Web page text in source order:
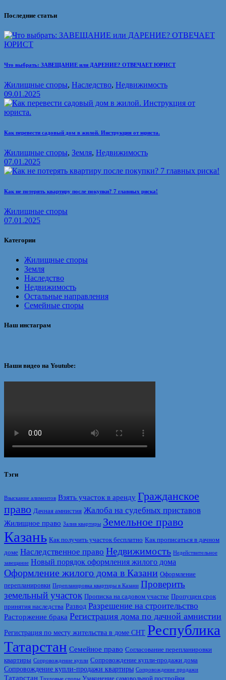
Последние статьи
Что выбрать: ЗАВЕЩАНИЕ или ДАРЕНИЕ? ОТВЕЧАЕТ ЮРИСТ
Жилищные споры, Наследство, Недвижимость
09.01.2025
Как перевести садовый дом в жилой. Инструкция от юриста.
Жилищные споры, Земля, Недвижимость
07.01.2025
Как не потерять квартиру после покупки? 7 главных риска!
Жилищные споры
07.01.2025
Категории
Жилищные споры
Земля
Наследство
Недвижимость
Остальные направления
Семейные споры
Наш инстаграм
Наши видео на Youtube:
Тэги
Взыскание алиментов Взять участок в аренду Гражданское
право Дачная амнистия Жалоба на судебных приставов
Жилищное право Залив квартиры Земельное право
Казань Как получить участок бесплатно Как прописаться в дачном
доме Наследственное право Недвижимость Недействительное
завещание Новый порядок оформления жилого дома
Оформление жилого дома в Казани Оформление
перепланировки Перепланировка квартиры в Казани Проверить
земельный участок Прописка на садовом участке Пропущен срок
принятия наследства Развод Разрешение на строительство
Расторжение брака Регистрация дома по дачной амнистии
Регистрация по месту жительства в доме СНТ Республика
Татарстан Семейное право Согласование перепланировки
квартиры Сопровождение купли Сопровождение купли-продажи дома
Сопровождение купли-продажи квартиры Сопровождение продажи
Татарстан Трудовые споры Узаконение самовольной постройки